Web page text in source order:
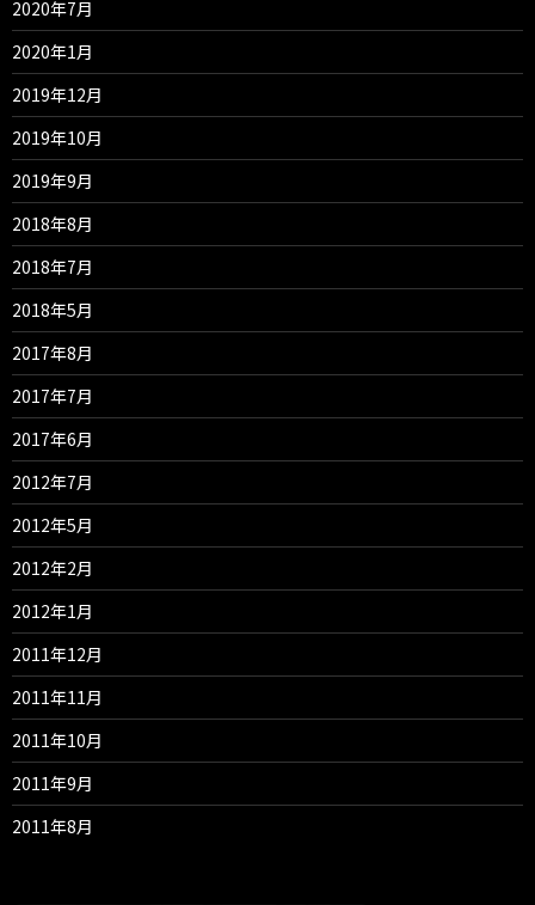
2020年7月
2020年1月
2019年12月
2019年10月
2019年9月
2018年8月
2018年7月
2018年5月
2017年8月
2017年7月
2017年6月
2012年7月
2012年5月
2012年2月
2012年1月
2011年12月
2011年11月
2011年10月
2011年9月
2011年8月